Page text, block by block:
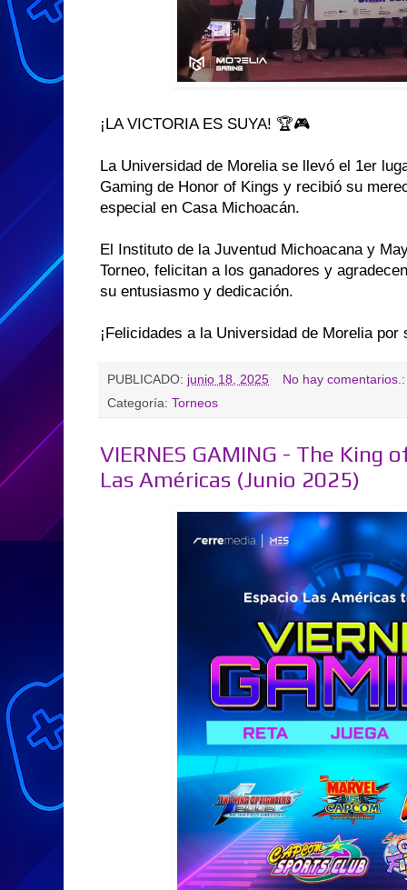
¡LA VICTORIA ES SUYA! 🏆🎮
La Universidad de Morelia se llevó el 1er
Gaming de Honor of Kings y recibió su
especial en Casa Michoacán.
El Instituto de la Juventud Michoacana y
Torneo, felicitan a los ganadores y
su entusiasmo y dedicación.
¡Felicidades a la Universidad de Morelia por
PUBLICADO: junio 18, 2025
No hay
Categoría: Torneos
VIERNES GAMING - The King
Las Américas (Junio 2025)